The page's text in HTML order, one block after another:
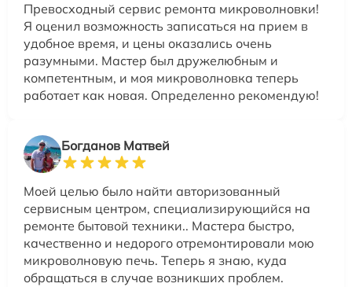
Превосходный сервис ремонта микроволновки!
Я оценил возможность записаться на прием в
удобное время, и цены оказались очень
разумными. Мастер был дружелюбным и
компетентным, и моя микроволновка теперь
работает как новая. Определенно рекомендую!
Богданов Матвей
Моей целью было найти авторизованный
сервисным центром, специализирующийся на
ремонте бытовой техники.. Мастера быстро,
качественно и недорого отремонтировали мою
микроволновую печь. Теперь я знаю, куда
обращаться в случае возникших проблем.